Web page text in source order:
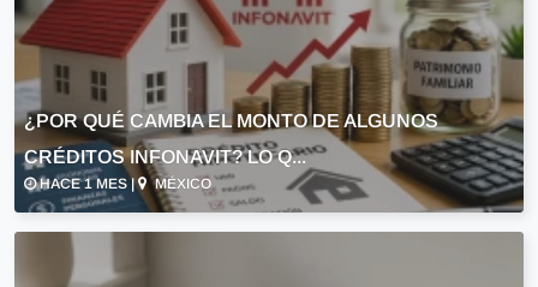
¿POR QUÉ CAMBIA EL MONTO DE ALGUNOS
CRÉDITOS INFONAVIT? LO Q...
HACE 1 MES | MÉXICO